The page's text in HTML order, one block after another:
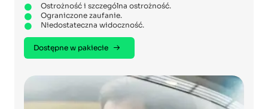
Ostrożność i szczególna ostrożność.
Ograniczone zaufanie.
Niedostateczna widoczność.
Dostępne w pakiecie